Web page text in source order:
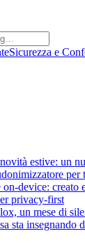
Sicurezza e
estive: un
per
device: creato
privacy-first
un mese di
sta insegnando